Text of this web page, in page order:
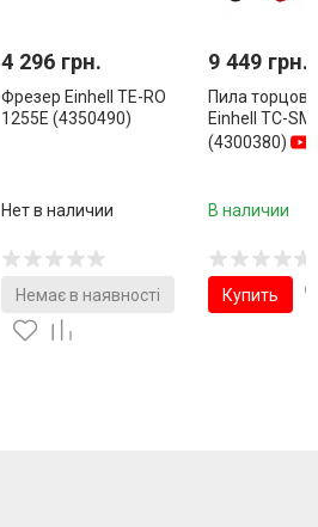
4 296 грн.
Фрезер Einhell TE-RO
1255E (4350490)
Нет в наличии
Немає в наявності
9 449 грн.
Пила
Einhell TC-SM
(4300380)
В наличии
Купить